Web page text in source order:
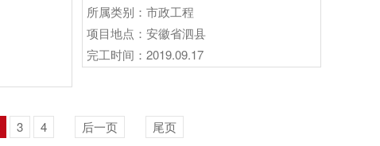
所属类别：市政工程
项目地点：安徽省泗县
完工时间：2019.09.17
3 4 后一页 尾页